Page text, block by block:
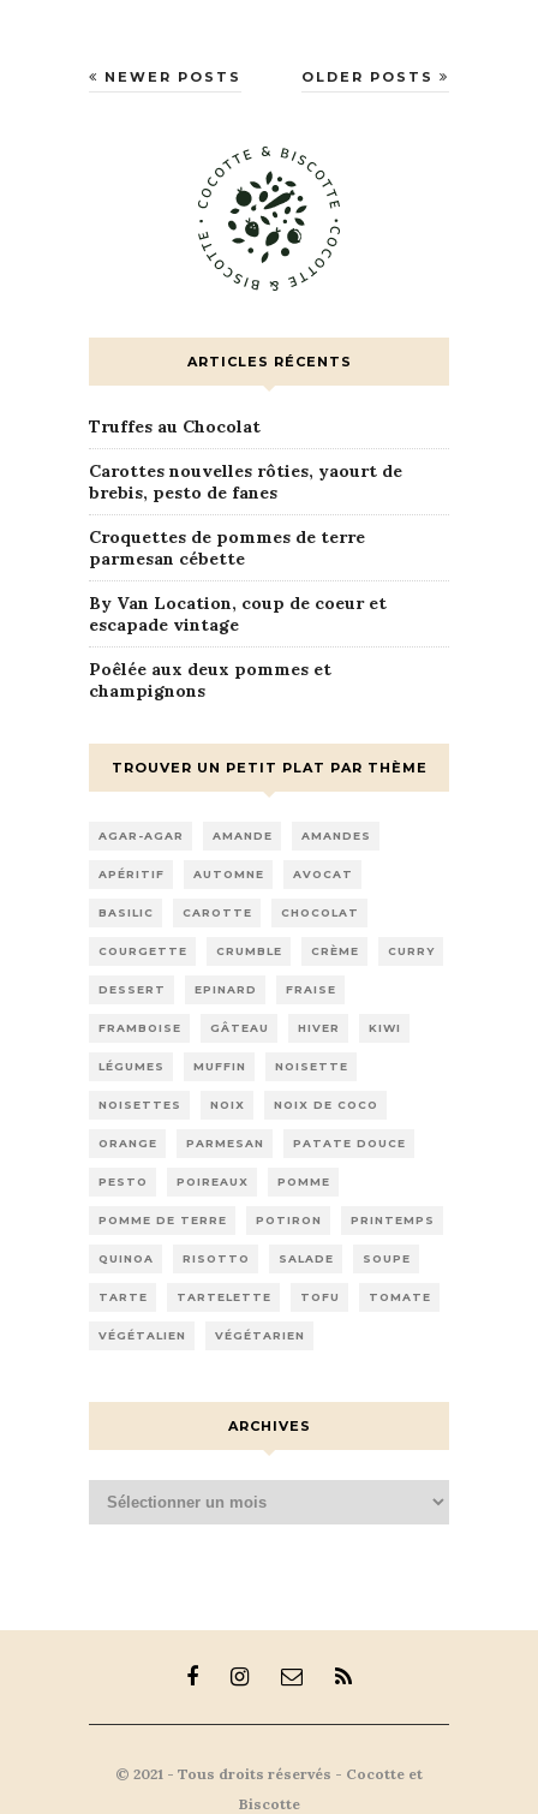
OLDER POSTS
NEWER POSTS
ARTICLES RÉCENTS
Truffes au Chocolat
Carottes nouvelles rôties, yaourt de
brebis, pesto de fanes
Croquettes de pommes de terre
parmesan cébette
By Van Location, coup de coeur et
escapade vintage
Poêlée aux deux pommes et
champignons
TROUVER UN PETIT PLAT PAR THÈME
AGAR-AGAR AMANDE AMANDES
APÉRITIF AUTOMNE AVOCAT
BASILIC CAROTTE CHOCOLAT
COURGETTE CRUMBLE CRÈME CURRY
DESSERT EPINARD FRAISE
FRAMBOISE GÂTEAU HIVER KIWI
LÉGUMES MUFFIN NOISETTE
NOISETTES NOIX NOIX DE COCO
ORANGE PARMESAN PATATE DOUCE
PESTO POIREAUX POMME
POMME DE TERRE POTIRON PRINTEMPS
QUINOA RISOTTO SALADE SOUPE
TARTE TARTELETTE TOFU TOMATE
VÉGÉTALIEN VÉGÉTARIEN
ARCHIVES
Archives
© 2021 - Tous droits réservés - Cocotte et
Biscotte